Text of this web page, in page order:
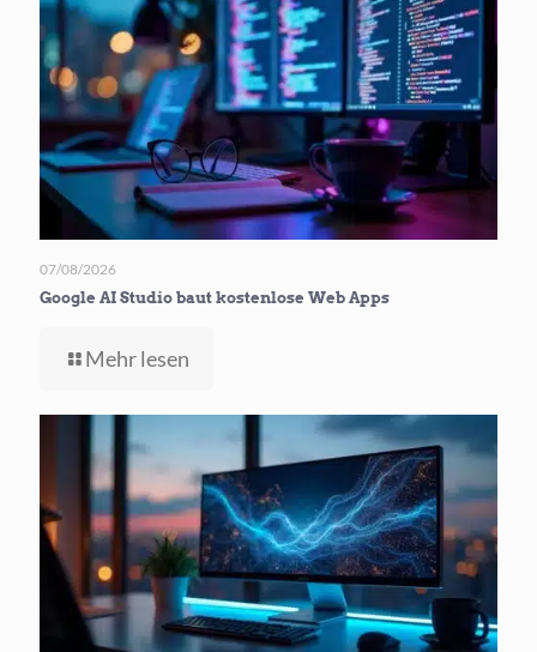
07/08/2026
Google AI Studio baut kostenlose Web Apps
Mehr lesen
kostenlose
Web Apps